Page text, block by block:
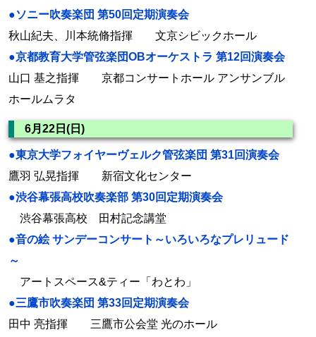
●ソニー吹奏楽団 第50回定期演奏会
秋山紀夫、川本統脩指揮 文京シビックホール
●京都教育大学管弦楽団OBオーケストラ 第12回演奏会
山口 基之指揮 京都コンサートホール アンサンブル
ホールムラタ
6月22日(日)
●東京大学フォイヤーヴェルク管弦楽団 第31回演奏会
鷹羽 弘晃指揮 新宿文化センター
●渋谷幕張高校吹奏楽部 第30回定期演奏会
渋谷幕張高校 田村記念講堂
●音の絵 サンデーコンサート～いろいろなプレリュード
～
アートスペース&ティー「わとわ」
●三鷹市吹奏楽団 第33回定期演奏会
田中 亮指揮 三鷹市公会堂 光のホール